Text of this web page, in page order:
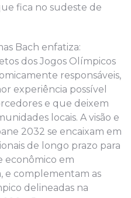
fica no sudeste de
Bach enfatiza:
dos Jogos Olímpicos
responsáveis,
experiência possível
e que deixem
locais. A visão e
2032 se encaixam em
de longo prazo para
econômico em
e complementam as
delineadas na